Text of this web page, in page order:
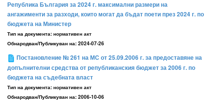
Република България за 2024 г. максимални размери на
ангажименти за разходи, които могат да бъдат поети през 2024 г. по
бюджета на Министер
Тип на документа: нормативен акт
Обнародван/Публикуван на: 2024-07-26
Постановление № 261 на МС от 25.09.2006 г. за предоставяне на
допълнителни средства от републиканския бюджет за 2006 г. по
бюджета на съдебната власт
Тип на документа: нормативен акт
Обнародван/Публикуван на: 2006-10-06